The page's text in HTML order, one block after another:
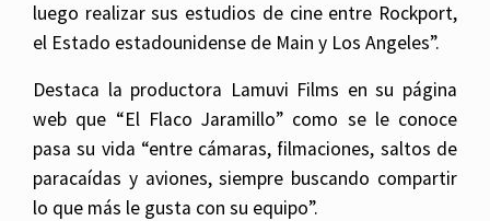
luego realizar sus estudios de cine entre Rockport,
el Estado estadounidense de Main y Los Angeles”.
Destaca la productora Lamuvi Films en su página
web que “El Flaco Jaramillo” como se le conoce
pasa su vida “entre cámaras, filmaciones, saltos de
paracaídas y aviones, siempre buscando compartir
lo que más le gusta con su equipo”.